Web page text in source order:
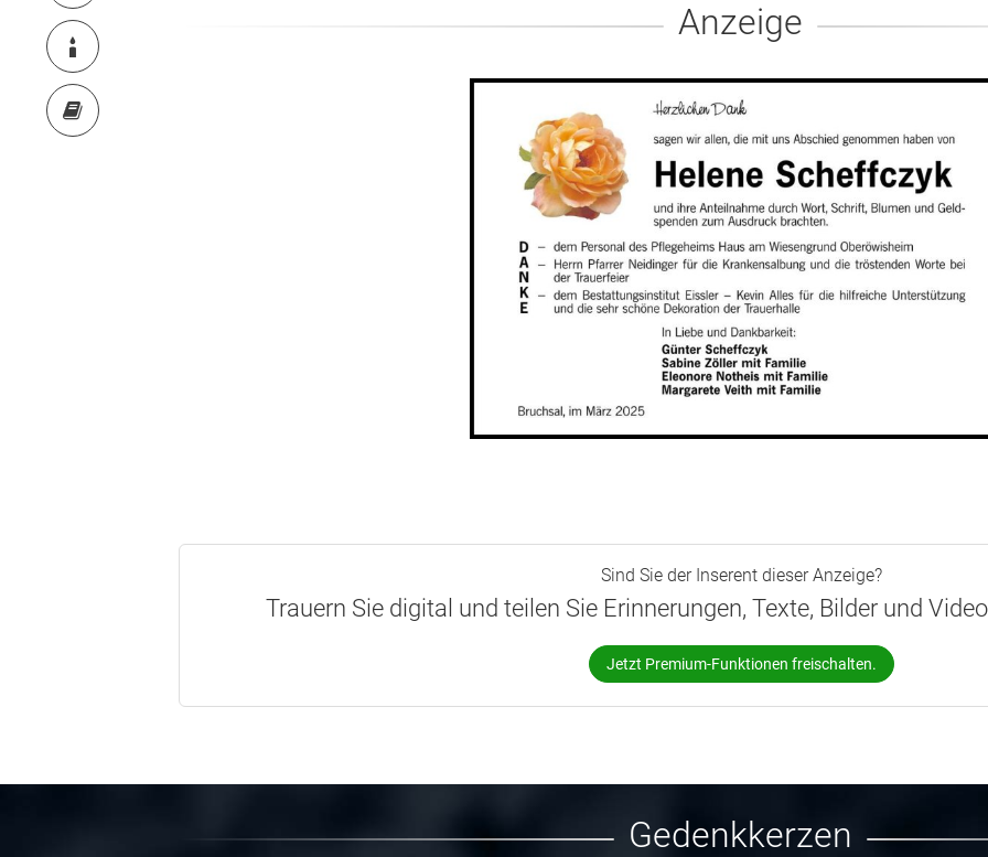
Anzeige
Sind Sie der Inserent dieser Anzeige?
Trauern Sie digital und teilen Sie Erinnerungen, Texte, Bilder und
Jetzt Premium-Funktionen freischalten.
Gedenkkerzen